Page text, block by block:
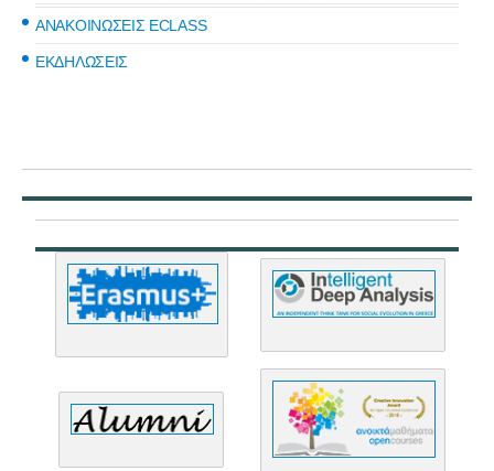
ΑΝΑΚΟΙΝΩΣΕΙΣ ECLASS
ΕΚΔΗΛΩΣΕΙΣ